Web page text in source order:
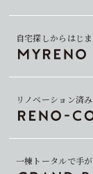
自宅探しからはじ
リノベーション済
一棟トータルで手